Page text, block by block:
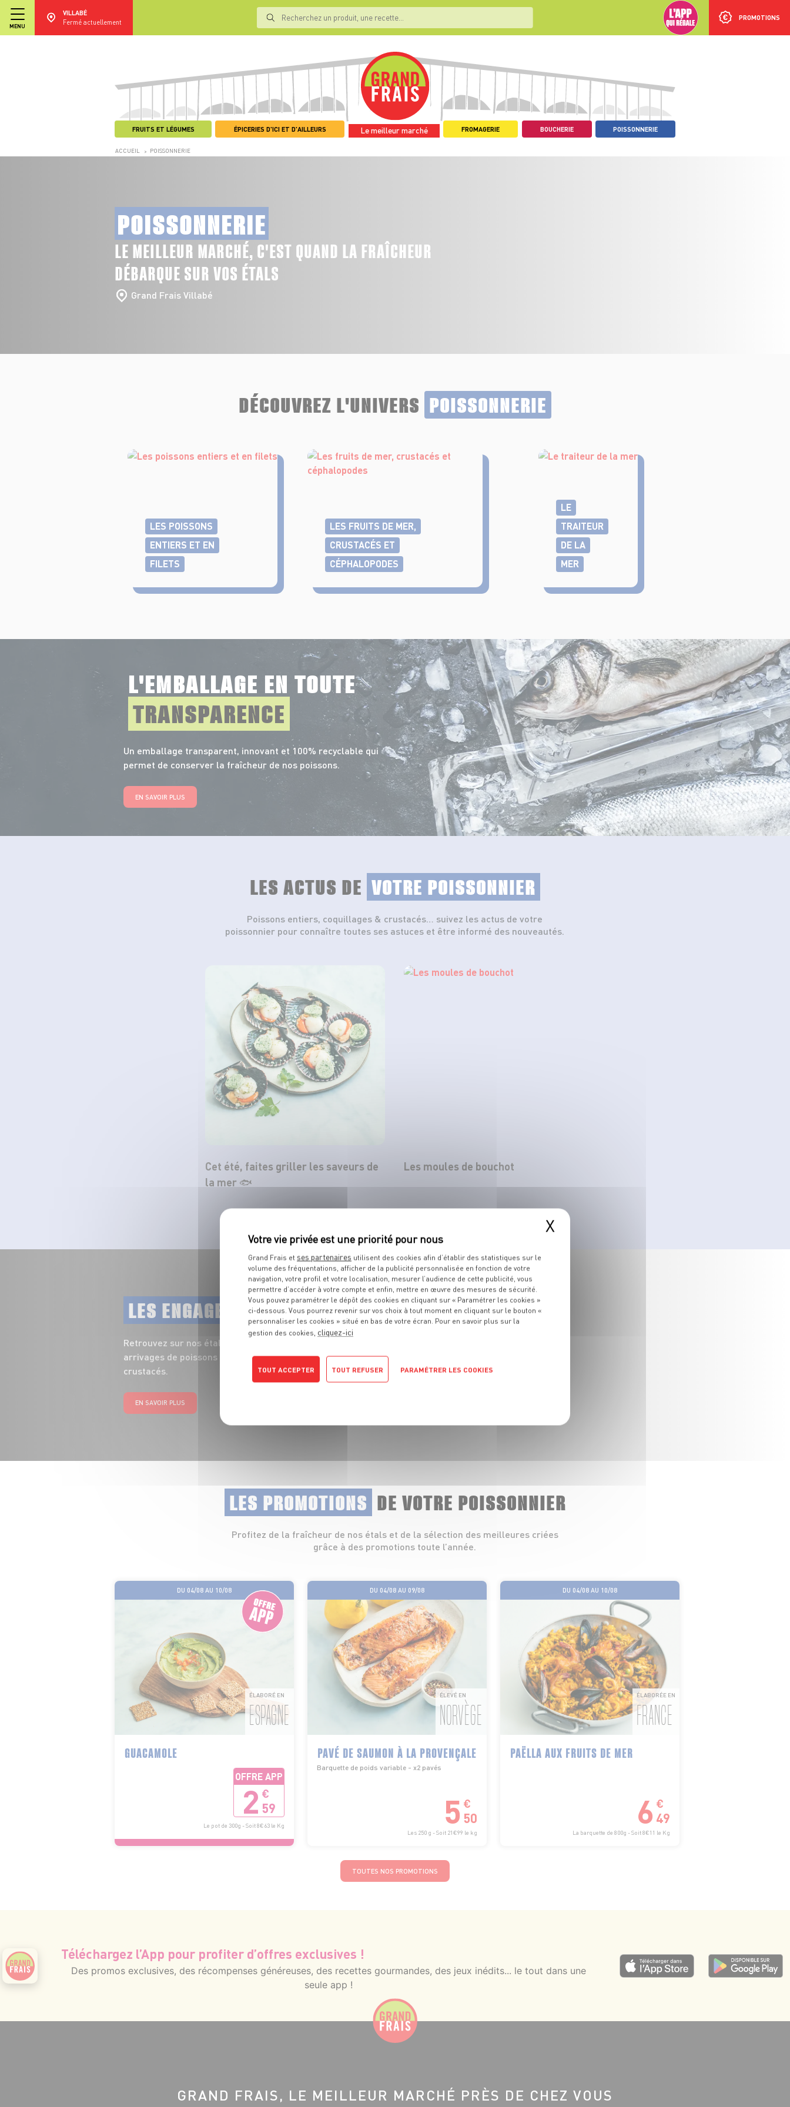
MENU
VILLABÉ
Fermé actuellement
PROMOTIONS
FRUITS ET LÉGUMES ÉPICERIES D'ICI ET D'AILLEURS Le meilleur marché FROMAGERIE BOUCHERIE POISSONNERIE
ACCUEIL > POISSONNERIE
POISSONNERIE
LE MEILLEUR MARCHÉ, C'EST QUAND LA FRAÎCHEUR
DÉBARQUE SUR VOS ÉTALS
Grand Frais Villabé
DÉCOUVREZ L'UNIVERS POISSONNERIE
LES POISSONS
ENTIERS ET EN
FILETS
LES FRUITS DE MER,
CRUSTACÉS ET
CÉPHALOPODES
LE
TRAITEUR
DE LA
MER
L'EMBALLAGE EN TOUTE
TRANSPARENCE
Un emballage transparent, innovant et 100% recyclable qui
permet de conserver la fraîcheur de nos poissons.
EN SAVOIR PLUS
LES ACTUS DE VOTRE POISSONNIER
Poissons entiers, coquillages & crustacés… suivez les actus de votre
poissonnier pour connaître toutes ses astuces et être informé des nouveautés.
Cet été, faites griller les saveurs de
la mer 🐟
Les moules de bouchot
LES ENGAGEMENTSDE VOTRE POISSONNIER
Retrouvez sur nos étals toute la fraîcheur de nos
arrivages de poissons entiers, filets, coquillages et
crustacés.
EN SAVOIR PLUS
LES PROMOTIONS DE VOTRE POISSONNIER
Profitez de la fraîcheur de nos étals et de la sélection des meilleures criées
grâce à des promotions toute l’année.
DU 04/08 AU 10/08
ÉLABORÉ EN
ESPAGNE
GUACAMOLE
OFFRE APP
2 €
59
Le pot de 300g - Soit 8€63 le Kg
DU 04/08 AU 09/08
ÉLEVÉ EN
NORVÈGE
PAVÉ DE SAUMON À LA PROVENÇALE
Barquette de poids variable - x2 pavés
5 €
50
Les 250 g - Soit 21€99 le kg
DU 04/08 AU 10/08
ÉLABORÉE EN
FRANCE
PAËLLA AUX FRUITS DE MER
6 €
49
La barquette de 800g - Soit 8€11 le Kg
TOUTES NOS PROMOTIONS
Téléchargez l’App pour profiter d’offres exclusives !
Des promos exclusives, des récompenses généreuses, des recettes gourmandes, des jeux inédits... le tout dans une
seule app !
GRAND FRAIS, LE MEILLEUR MARCHÉ PRÈS DE CHEZ VOUS
X
Grand Frais et ses partenaires utilisent des cookies afin d’établir des statistiques sur le
volume des fréquentations, afficher de la publicité personnalisée en fonction de votre
navigation, votre profil et votre localisation, mesurer l’audience de cette publicité, vous
permettre d’accéder à votre compte et enfin, mettre en œuvre des mesures de sécurité.
Vous pouvez paramétrer le dépôt des cookies en cliquant sur « Paramétrer les cookies »
ci-dessous. Vous pourrez revenir sur vos choix à tout moment en cliquant sur le bouton «
personnaliser les cookies » situé en bas de votre écran. Pour en savoir plus sur la
gestion des cookies, cliquez-ici
TOUT ACCEPTER TOUT REFUSER PARAMÉTRER LES COOKIES